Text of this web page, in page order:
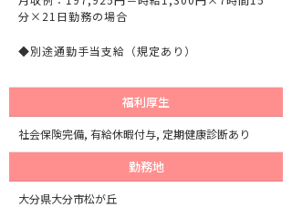
分×21日勤務の場合
◆別途通勤手当支給（規定あり）
福利厚生
社会保険完備, 有給休暇付与, 定期健康診断あり
勤務地
大分県大分市松が丘